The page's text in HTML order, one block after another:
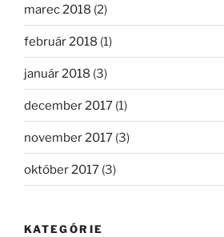
marec 2018 (2)
február 2018 (1)
január 2018 (3)
december 2017 (1)
november 2017 (3)
október 2017 (3)
KATEGÓRIE